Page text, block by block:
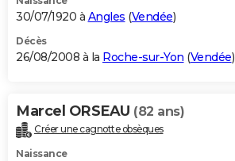
30/07/1920 à Angles (Vendée)
Décès
26/08/2008 à la Roche-sur-Yon (Vendée)
Marcel ORSEAU (82 ans)
Créer une cagnotte obsèques
Naissance